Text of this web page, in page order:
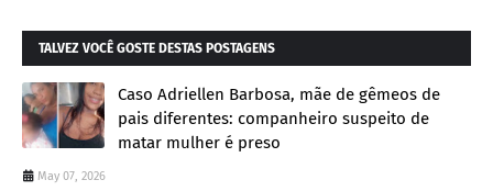
TALVEZ VOCÊ GOSTE DESTAS POSTAGENS
Caso Adriellen Barbosa, mãe de gêmeos de
pais diferentes: companheiro suspeito de
matar mulher é preso
May 07, 2026